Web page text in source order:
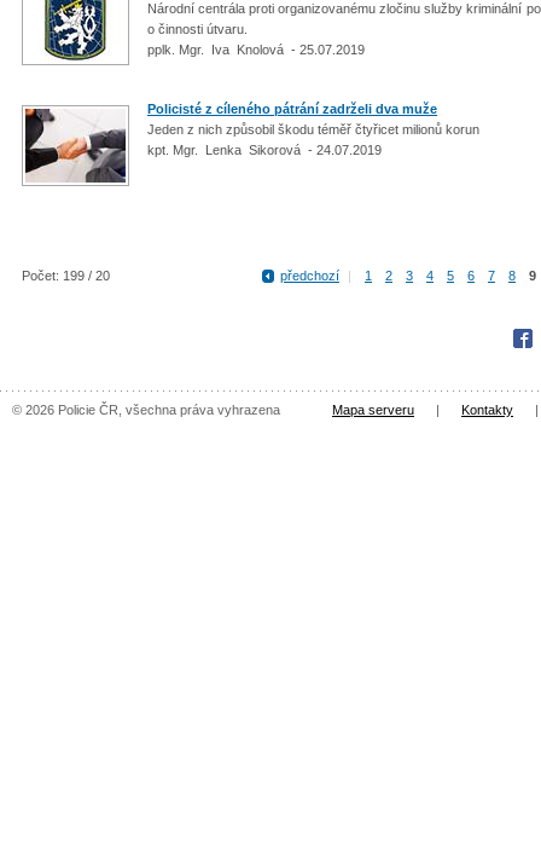
Národní centrála proti organizovanému zločinu služby kriminální
o činnosti útvaru.
pplk. Mgr. Iva Knolová - 25.07.2019
Policisté z cíleného pátrání zadrželi dva muže
Jeden z nich způsobil škodu téměř čtyřicet milionů korun
kpt. Mgr. Lenka Sikorová - 24.07.2019
Počet: 199 / 20 předchozí | 1 2 3 4 5 6 7 8 9
© 2026 Policie ČR, všechna práva vyhrazena Mapa serveru | Kontakty |